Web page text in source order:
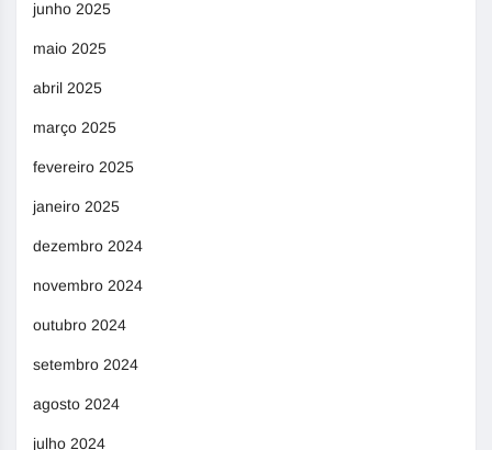
junho 2025
maio 2025
abril 2025
março 2025
fevereiro 2025
janeiro 2025
dezembro 2024
novembro 2024
outubro 2024
setembro 2024
agosto 2024
julho 2024